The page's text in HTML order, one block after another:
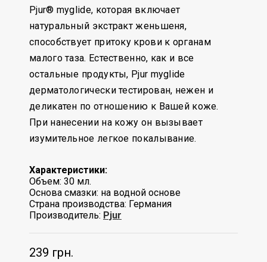
Pjur® myglide, которая включает
натуральный экстракт женьшеня,
способствует притоку крови к органам
малого таза. Естественно, как и все
остальные продукты, Pjur myglide
дерматологически тестирован, нежен и
деликатен по отношению к Вашей коже.
При нанесении на кожу он вызывает
изумительное легкое покалывание.
Характеристики:
Объем: 30 мл.
Основа смазки: на водной основе
Страна производства: Германия
Производитель: Pjur
239 грн.